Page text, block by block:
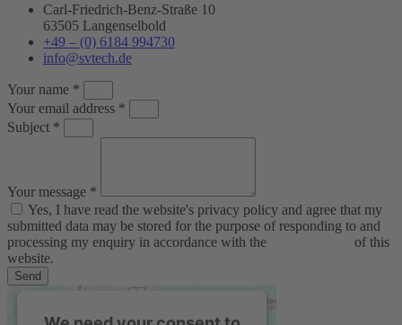
Carl-Friedrich-Benz-Straße 10
63505 Langenselbold
+49 – (0) 6184 994730
info@svtech.de
Your name *
Your email address *
Subject *
Your message *
Yes, I have read the website's privacy policy and agree that my
submitted data may be stored for the purpose of responding to and
processing my enquiry in accordance with the
of this
website.
Send